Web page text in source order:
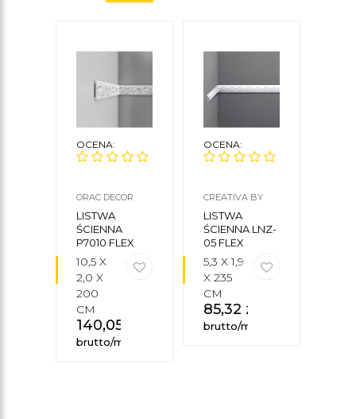
OCENA:
ORAC DECOR
LISTWA
ŚCIENNA
P7010 FLEX
10,5 X
2,0 X
200
CM
140,05
brutto/mb
OCENA:
CREATIVA BY
CEZAR
LISTWA
ŚCIENNA LNZ-
05 FLEX
5,3 X 1,9
X 235
CM
85,32 zł
brutto/mb